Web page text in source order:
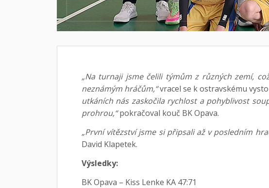
„Na turnaji jsme čelili týmům z různých zemí,
neznámým hráčům,“vracel se k ostravskému
utkáních nás zaskočila rychlost a pohyblivost
prohrou,“pokračoval kouč BK Opava.
„První vítězství jsme si připsali až v posledním
David Klapetek.
Výsledky:
BK Opava – Kiss Lenke KA 47:71